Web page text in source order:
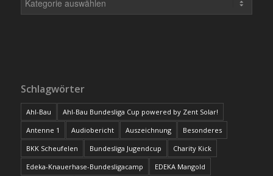
Schlagwörter
Ahl-Bau
Ahl-Bau Bundesliga Cup powered by Zent Solar!
Antenne 1
Audiobericht Auszeichnung
Besonderes
BKK Scheufelen
Bundesliga Jugendcup
Charity Kick
Edeka-Knauerhase-Bundesligacamp
EDEKA Mangold